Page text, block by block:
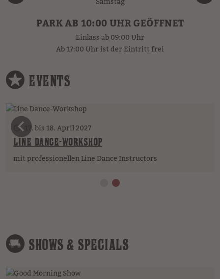
PARK AB 10:00 UHR GEÖFFNET
Einlass ab 09:00 Uhr
Ab 17:00 Uhr ist der Eintritt frei
EVENTS
17. bis 18. April 2027
LINE DANCE-WORKSHOP
mit professionellen Line Dance Instructors
vorheriges Element
SHOWS & SPECIALS